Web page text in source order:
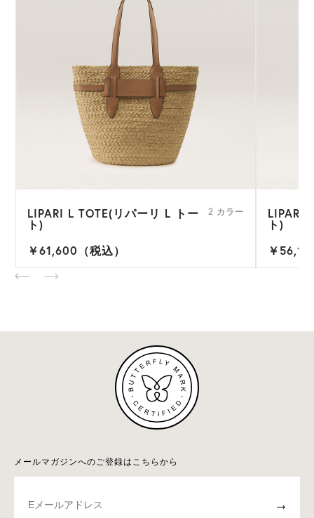
LIPARI L TOTE(リパーリ L トー
ト)
2 カラー
￥61,600（税込）
LIPARI
ト)
￥
メールマガジンへのご登録はこちらから
→